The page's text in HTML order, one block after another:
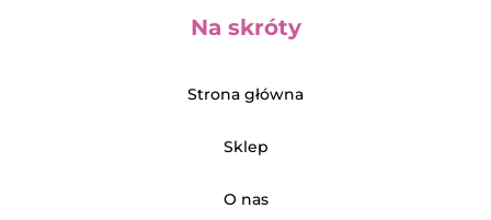
Na skróty
Strona główna
Sklep
O nas